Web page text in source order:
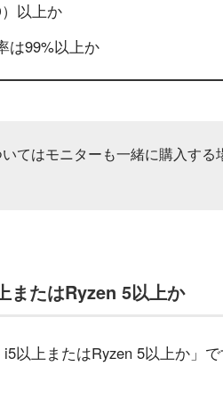
以上か
は99%以上か
てはモニターも一緒に購入する
またはRyzen 5以上か
以上またはRyzen 5以上か」で